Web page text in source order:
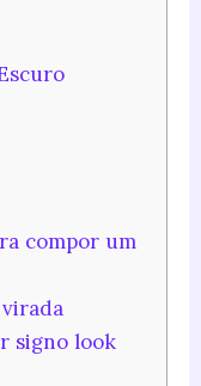
compor um
signo look